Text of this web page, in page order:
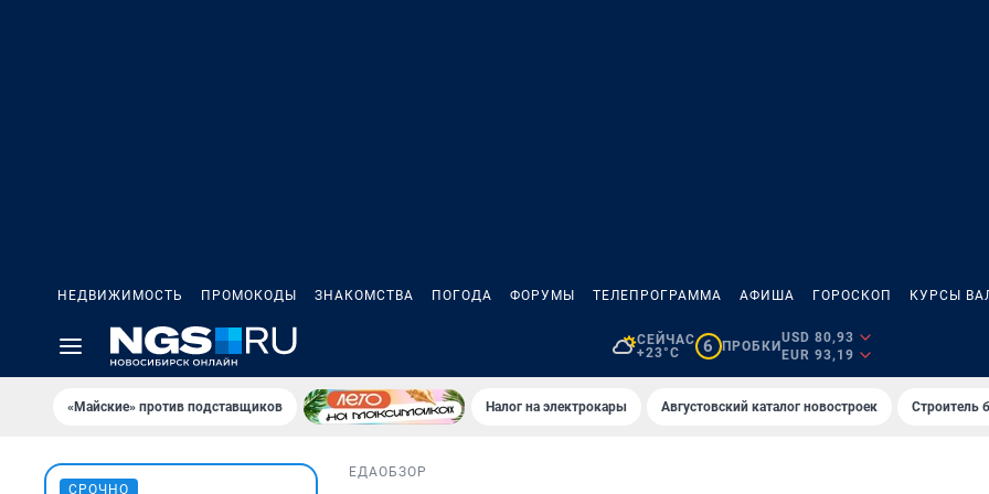
НЕДВИЖИМОСТЬ ПРОМОКОДЫ ЗНАКОМСТВА ПОГОДА ФОРУМЫ ТЕЛЕПРОГРАММА АФИША ГОРОСКОП КУРСЫ
СЕЙЧАС
+23°C
6 ПРОБКИ
USD 80,93
EUR 93,19
«Майские» против подставщиков Налог на электрокары Августовский каталог новостроек Строитель
СРОЧНО
ЕДАОБЗОР